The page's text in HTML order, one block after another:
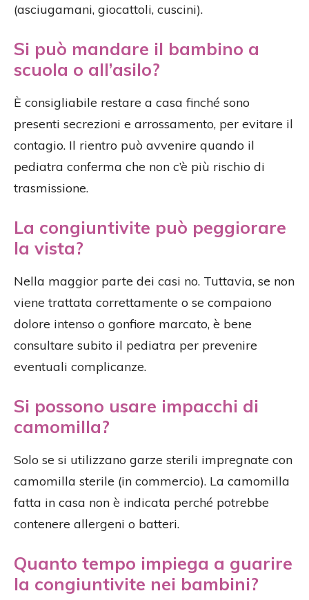
(asciugamani, giocattoli, cuscini).
Si può mandare il bambino a
scuola o all’asilo?
È consigliabile restare a casa finché sono
presenti secrezioni e arrossamento, per evitare il
contagio. Il rientro può avvenire quando il
pediatra conferma che non c’è più rischio di
trasmissione.
La congiuntivite può peggiorare
la vista?
Nella maggior parte dei casi no. Tuttavia, se non
viene trattata correttamente o se compaiono
dolore intenso o gonfiore marcato, è bene
consultare subito il pediatra per prevenire
eventuali complicanze.
Si possono usare impacchi di
camomilla?
Solo se si utilizzano garze sterili impregnate con
camomilla sterile (in commercio). La camomilla
fatta in casa non è indicata perché potrebbe
contenere allergeni o batteri.
Quanto tempo impiega a guarire
la congiuntivite nei bambini?